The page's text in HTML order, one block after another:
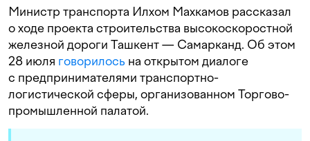
Министр транспорта Илхом Махкамов рассказал
о ходе проекта строительства высокоскоростной
железной дороги Ташкент — Самарканд. Об этом
28 июля говорилось на открытом диалоге
с предпринимателями транспортно-
логистической сферы, организованном Торгово-
промышленной палатой.